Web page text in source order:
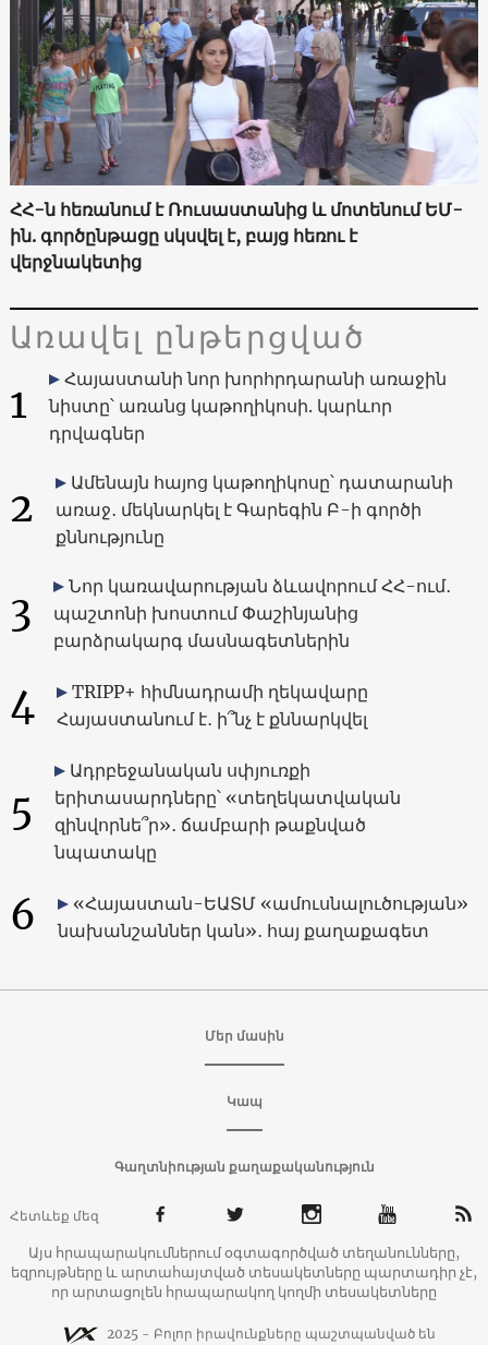
ՀՀ-ն հեռանում է Ռուսաստանից և մոտենում ԵՄ-
ին. գործընթացը սկսվել է, բայց հեռու է
վերջնակետից
Առավել ընթերցված
1
Հայաստանի նոր խորհրդարանի առաջին
նիստը՝ առանց կաթողիկոսի. կարևոր
դրվագներ
2
Ամենայն հայոց կաթողիկոսը՝ դատարանի
առաջ․ մեկնարկել է Գարեգին Բ-ի գործի
քննությունը
3
Նոր կառավարության ձևավորում ՀՀ-ում․
պաշտոնի խոստում Փաշինյանից
բարձրակարգ մասնագետներին
4
TRIPP+ հիմնադրամի ղեկավարը
Հայաստանում է․ ի՞նչ է քննարկվել
5
Ադրբեջանական սփյուռքի
երիտասարդները՝ «տեղեկատվական
զինվորնե՞ր»․ ճամբարի թաքնված
նպատակը
6
«Հայաստան-ԵԱՏՄ «ամուսնալուծության»
նախանշաններ կան»․ հայ քաղաքագետ
Մեր մասին
Կապ
Գաղտնիության քաղաքականություն
Հետևեք մեզ
Այս հրապարակումներում օգտագործված տեղանունները,
եզրույթները և արտահայտված տեսակետները պարտադիր չէ,
որ արտացոլեն հրապարակող կողմի տեսակետները
2025 - Բոլոր իրավունքները պաշտպանված են